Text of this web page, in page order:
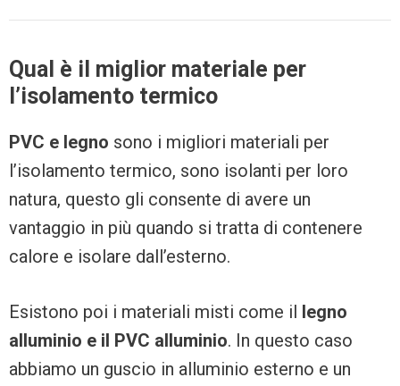
Qual è il miglior materiale per
l’isolamento termico
PVC e legno sono i migliori materiali per
l’isolamento termico, sono isolanti per loro
natura, questo gli consente di avere un
vantaggio in più quando si tratta di contenere
calore e isolare dall’esterno.
Esistono poi i materiali misti come il legno
alluminio e il PVC alluminio. In questo caso
abbiamo un guscio in alluminio esterno e un